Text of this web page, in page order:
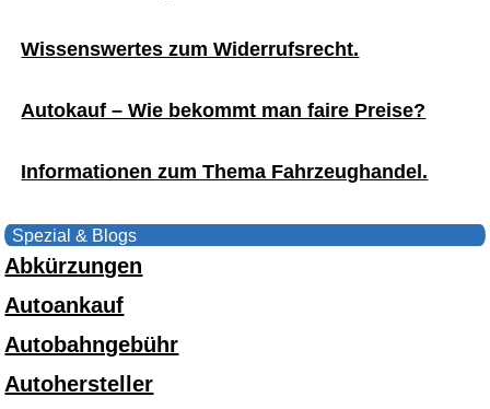
Wissenswertes zum Widerrufsrecht.
Autokauf – Wie bekommt man faire Preise?
Informationen zum Thema Fahrzeughandel.
Spezial & Blogs
Abkürzungen
Autoankauf
Autobahngebühr
Autohersteller